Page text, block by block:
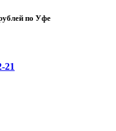
по Уфе
21